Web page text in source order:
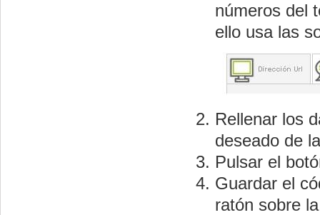
números del
ello usa las
Rellenar los
deseado de
Pulsar el
Guardar el
ratón sobre